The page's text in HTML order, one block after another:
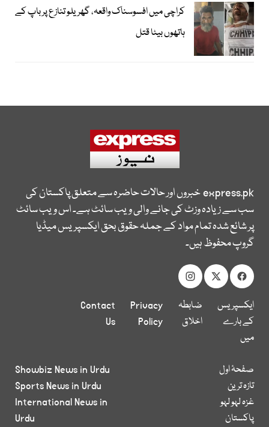
کراچی میں افسوسناک واقعہ، گھریلو تنازع پر باپ کے
ہاتھوں بیٹا قتل
express.pkخبروں اور حالات حاضرہ سے متعلق پاکستان کی
سب سے زیادہ وزٹ کی جانے والی ویب سائٹ ہے۔ اس ویب سائٹ
پر شائع شدہ تمام مواد کے جملہ حقوق بحق ایکسپریس میڈیا
گروپ محفوظ ہیں۔
ایکسپریس
کے بارے
میں
ضابطہ
اخلاق
Privacy
Policy
Contact
Us
صفحۂ اول
تازہ ترین
غزہ لہو لہو
پاکستان
Showbiz News in Urdu
Sports News in Urdu
International News in
Urdu